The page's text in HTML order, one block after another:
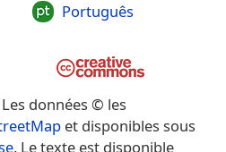
Português
Les données © les
et disponibles sous
. Le texte est disponible